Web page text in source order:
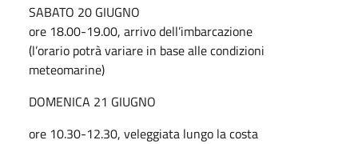
SABATO 20 GIUGNO
ore 18.00-19.00, arrivo dell’imbarcazione
(l’orario potrà variare in base alle condizioni
meteomarine)
DOMENICA 21 GIUGNO
ore 10.30-12.30, veleggiata lungo la costa